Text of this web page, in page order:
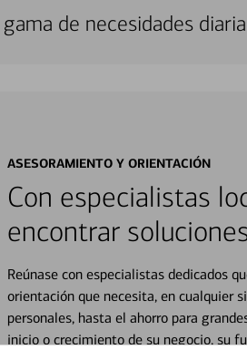
de necesidades
ASESORAMIENTO Y ORIENTACIÓN
Con especialistas
encontrar
Reúnase con especialistas dedicados
orientación que necesita, en cualquier
personales, hasta el ahorro para
inicio o crecimiento de su negocio, su